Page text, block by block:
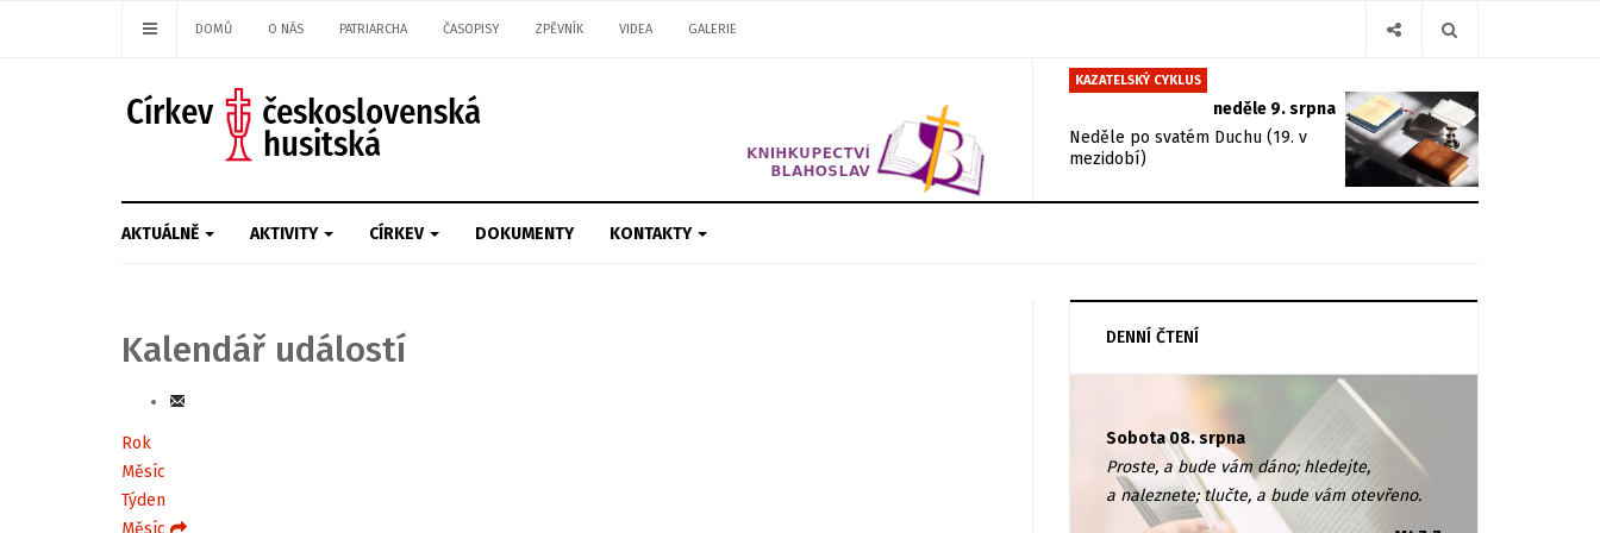
DOMŮ O NÁS PATRIARCHA ČASOPISY ZPĚVNÍK VIDEA GALERIE
KAZATELSKÝ CYKLUS
neděle 9. srpna
Neděle po svatém Duchu (19. v
mezidobí)
AKTUÁLNĚ AKTIVITY CÍRKEV DOKUMENTY KONTAKTY
Kalendář událostí
Rok
Měsíc
Týden
Měsíc
DENNÍ ČTENÍ
Sobota 08. srpna
Proste, a bude vám dáno; hledejte,
a naleznete; tlučte, a bude vám otevřeno.